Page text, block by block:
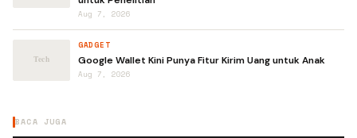
Aug 7, 2026
GADGET
Google Wallet Kini Punya Fitur Kirim Uang untuk Anak
Aug 7, 2026
BACA JUGA